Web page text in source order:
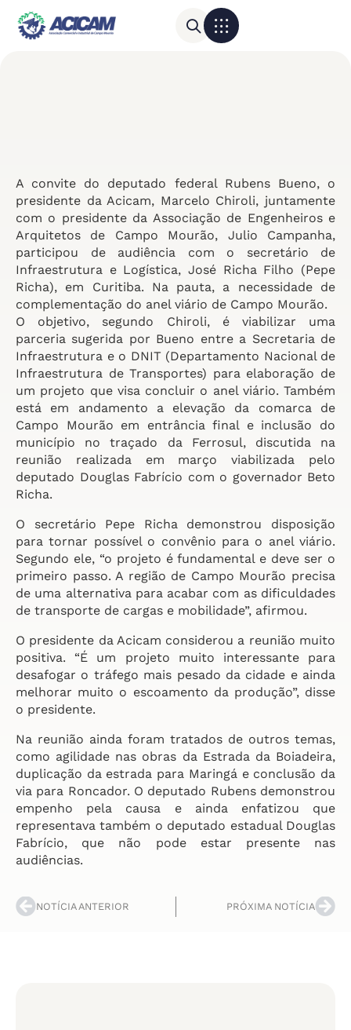
A convite do deputado federal Rubens Bueno, o
presidente da Acicam, Marcelo Chiroli, juntamente
com o presidente da Associação de Engenheiros e
Arquitetos de Campo Mourão, Julio Campanha,
participou de audiência com o secretário de
Infraestrutura e Logística, José Richa Filho (Pepe
Richa), em Curitiba. Na pauta, a necessidade de
complementação do anel viário de Campo Mourão.
O objetivo, segundo Chiroli, é viabilizar uma
parceria sugerida por Bueno entre a Secretaria de
Infraestrutura e o DNIT (Departamento Nacional de
Infraestrutura de Transportes) para elaboração de
um projeto que visa concluir o anel viário. Também
está em andamento a elevação da comarca de
Campo Mourão em entrância final e inclusão do
município no traçado da Ferrosul, discutida na
reunião realizada em março viabilizada pelo
deputado Douglas Fabrício com o governador Beto
Richa.
O secretário Pepe Richa demonstrou disposição
para tornar possível o convênio para o anel viário.
Segundo ele, “o projeto é fundamental e deve ser o
primeiro passo. A região de Campo Mourão precisa
de uma alternativa para acabar com as dificuldades
de transporte de cargas e mobilidade”, afirmou.
O presidente da Acicam considerou a reunião muito
positiva. “É um projeto muito interessante para
desafogar o tráfego mais pesado da cidade e ainda
melhorar muito o escoamento da produção”, disse
o presidente.
Na reunião ainda foram tratados de outros temas,
como agilidade nas obras da Estrada da Boiadeira,
duplicação da estrada para Maringá e conclusão da
via para Roncador. O deputado Rubens demonstrou
empenho pela causa e ainda enfatizou que
representava também o deputado estadual Douglas
Fabrício, que não pode estar presente nas
audiências.
NOTÍCIA ANTERIOR PRÓXIMA NOTÍCIA